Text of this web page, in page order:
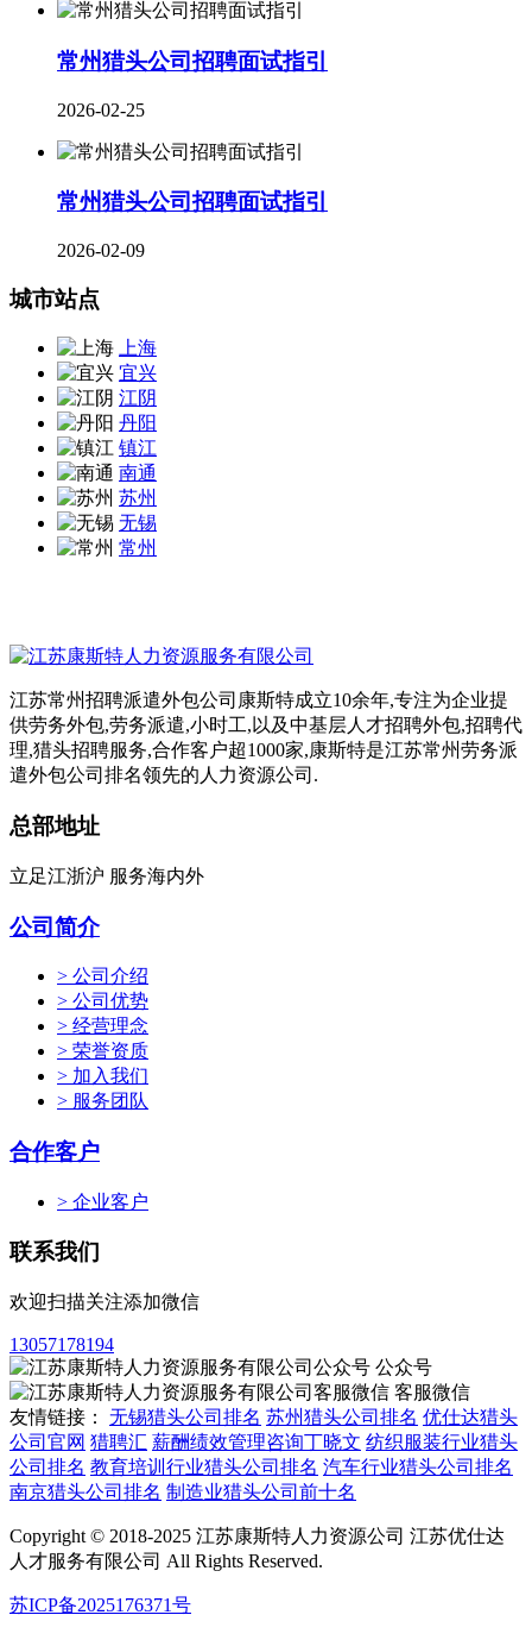
常州猎头公司招聘面试指引
2026-02-25
常州猎头公司招聘面试指引
2026-02-09
城市站点
上海
宜兴
江阴
丹阳
镇江
南通
苏州
无锡
常州
江苏常州招聘派遣外包公司康斯特成立10余年,专注为企业提
供劳务外包,劳务派遣,小时工,以及中基层人才招聘外包,招聘代
理,猎头招聘服务,合作客户超1000家,康斯特是江苏常州劳务派
遣外包公司排名领先的人力资源公司.
总部地址
立足江浙沪 服务海内外
公司简介
> 公司介绍
> 公司优势
> 经营理念
> 荣誉资质
> 加入我们
> 服务团队
合作客户
> 企业客户
联系我们
欢迎扫描关注添加微信
13057178194
公众号
客服微信
友情链接： 无锡猎头公司排名 苏州猎头公司排名 优仕达猎头
公司官网 猎聘汇 薪酬绩效管理咨询丁晓文 纺织服装行业猎头
公司排名 教育培训行业猎头公司排名 汽车行业猎头公司排名
南京猎头公司排名 制造业猎头公司前十名
Copyright © 2018-2025 江苏康斯特人力资源公司 江苏优仕达
人才服务有限公司 All Rights Reserved.
苏ICP备2025176371号